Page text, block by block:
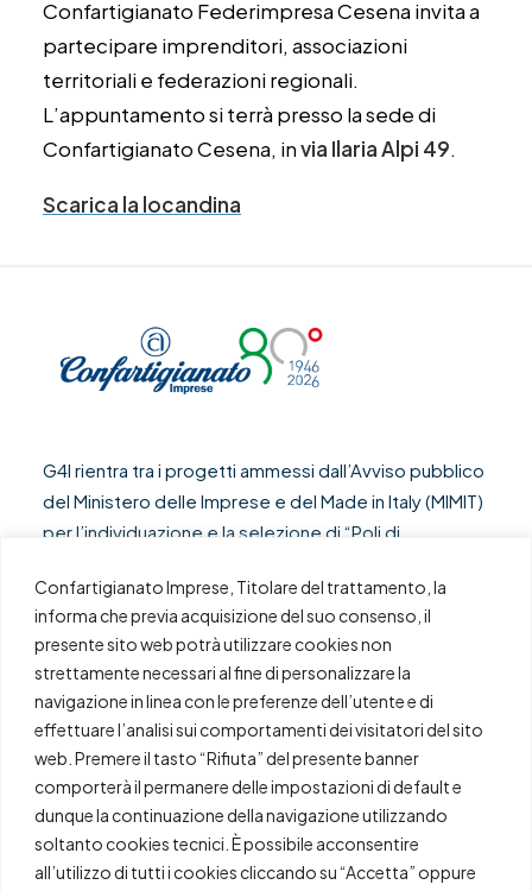
Confartigianato Imprese, Titolare del trattamento, la
informa che previa acquisizione del suo consenso, il
presente sito web potrà utilizzare cookies non
strettamente necessari al fine di personalizzare la
navigazione in linea con le preferenze dell’utente e di
effettuare l’analisi sui comportamenti dei visitatori del sito
web. Premere il tasto “Rifiuta” del presente banner
comporterà il permanere delle impostazioni di default e
dunque la continuazione della navigazione utilizzando
soltanto cookies tecnici. È possibile acconsentire
all’utilizzo di tutti i cookies cliccando su “Accetta” oppure
Confartigianato Federimpresa Cesena invita a
partecipare imprenditori, associazioni
territoriali e federazioni regionali.
L’appuntamento si terrà presso la sede di
Confartigianato Cesena, invia Ilaria Alpi 49.
Scarica la locandina
G4I rientra tra i progetti ammessi dall’Avviso pubblico
del Ministero delle Imprese e del Made in Italy (MIMIT)
per l’individuazione e la selezione di “Poli di
Ripresa e Resilienza, Missione 4 “Istruzione e ricerca”
(Componente 2 “Dalla ricerca all’impresa”),
Investimento 2.3 “Potenziamento ed estensione
tematica e territoriale dei centri di trasferimento
tecnologico per segmenti di industria”, finanziato
dall’Unione europea – NextGenerationEU.